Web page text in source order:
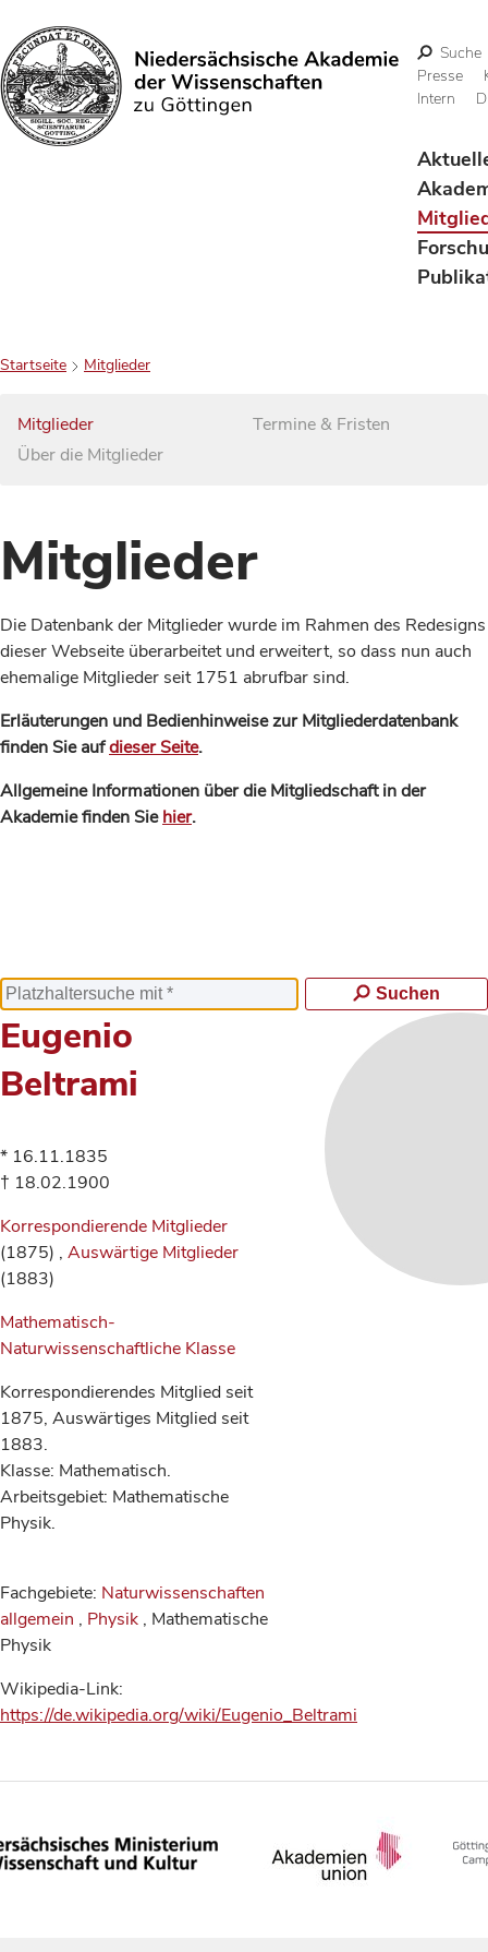
Suchen
Suche
Presse
Intern
Startseite Mitglieder
Mitglieder
Über die Mitglieder
Termine & Fristen
Mitglieder
Die Datenbank der Mitglieder wurde im Rahmen des Redesigns
dieser Webseite überarbeitet und erweitert, so dass nun auch
ehemalige Mitglieder seit 1751 abrufbar sind.
Erläuterungen und Bedienhinweise zur Mitgliederdatenbank
finden Sie aufdieser Seite.
Allgemeine Informationen über die Mitgliedschaft in der
Akademie finden Siehier.
Suchen
Eugenio
Beltrami
* 16.11.1835
† 18.02.1900
Korrespondierende Mitglieder
(1875) , Auswärtige Mitglieder
(1883)
Mathematisch-
Naturwissenschaftliche Klasse
Korrespondierendes Mitglied seit
1875, Auswärtiges Mitglied seit
1883.
Klasse: Mathematisch.
Arbeitsgebiet: Mathematische
Physik.
Fachgebiete: Naturwissenschaften
allgemein , Physik , Mathematische
Physik
Wikipedia-Link:
https://de.wikipedia.org/wiki/Eugenio_Beltrami